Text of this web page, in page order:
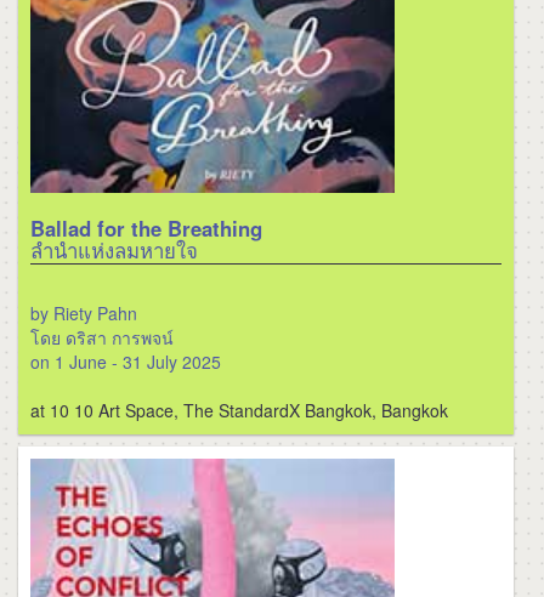
Ballad for the Breathing
ลำนำแห่งลมหายใจ
by Riety Pahn
โดย ดริสา การพจน์
on 1 June - 31 July 2025
at 10 10 Art Space, The StandardX Bangkok, Bangkok